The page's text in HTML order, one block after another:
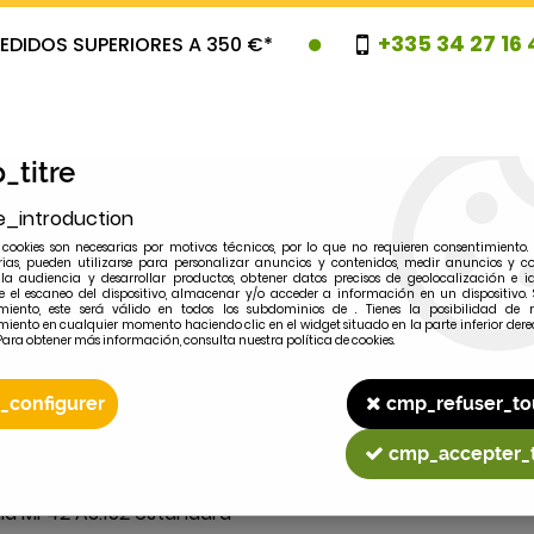
SUPERIORES A 350 €* +335 34 27 16
PROMOCIONES
MODELO
MF42 A3.152 estandard
son necesarias por motivos técnicos, por lo que no requieren consentimiento.
pueden utilizarse para personalizar anuncios y contenidos, medir anuncios y
audiencia y desarrollar productos, obtener datos precisos de geolocalización e
el escaneo del dispositivo, almacenar y/o acceder a información en un dispositivo.
este será válido en todos los subdominios de . Tienes la posibilidad de
en cualquier momento haciendo clic en el widget situado en la parte inferior
obtener más información, consulta nuestra política de cookies.